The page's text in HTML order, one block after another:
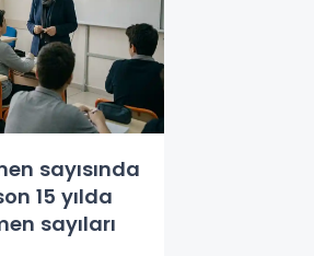
sayısında
15 yılda
sayıları